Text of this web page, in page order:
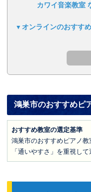
カワイ音楽教室
オンラインのおすす
鴻巣市のおすすめピ
おすすめ教室の選定基準
鴻巣市のおすすめピアノ教
「通いやすさ」を重視して